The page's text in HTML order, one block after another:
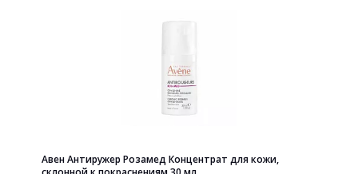
Авен Антиружер Розамед Концентрат для кожи,